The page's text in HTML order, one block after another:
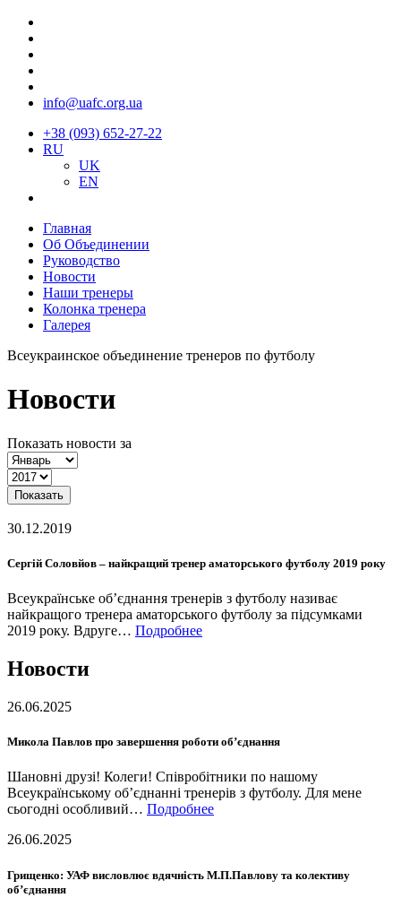
info@uafc.org.ua
+38 (093) 652-27-22
RU
UK
EN
Главная
Об Объединении
Руководство
Новости
Наши тренеры
Колонка тренера
Галерея
Всеукраинское объединение тренеров по футболу
Новости
Показать новости за
Показать
30.12.2019
Сергій Соловйов – найкращий тренер аматорського футболу 2019 року
Всеукраїнське об’єднання тренерів з футболу називає
найкращого тренера аматорського футболу за підсумками
2019 року. Вдруге… Подробнее
Новости
26.06.2025
Микола Павлов про завершення роботи об’єднання
Шановні друзі! Колеги! Співробітники по нашому
Всеукраїнському об’єднанні тренерів з футболу. Для мене
сьогодні особливий… Подробнее
26.06.2025
Грищенко: УАФ висловлює вдячність М.П.Павлову та колективу
об’єднання